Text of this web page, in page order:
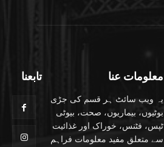
معلومات عنا
یہ ویب سائٹ ہر قسم کی جڑی
بوٹیوں، بیماریوں، صحت، بیوٹی
ٹپس، فٹنس، خوراک اور غذائیت
سے متعلق مفید معلومات فراہم
تابعنا